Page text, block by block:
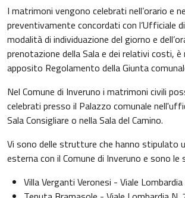
I matrimoni vengono celebrati nell’orario e
preventivamente concordati con l’Ufficiale
modalità di individuazione del giorno e
prenotazione della Sala e dei relativi costi,
apposito Regolamento della Giunta
Nel Comune di Inveruno i matrimoni civili
celebrati presso il Palazzo comunale
Sala Consigliare o nella Sala del Camino.
Vi sono delle strutture che hanno stipulato
esterna con il Comune di Inveruno e sono le
Villa Verganti Veronesi - Viale